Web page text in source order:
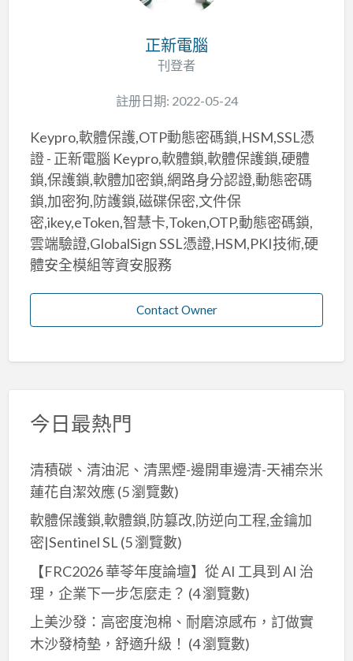
正新電腦
刊登者
註册日期: 2022-05-24
Keypro,軟體保護,OTP動態密碼鎖,HSM,SSL憑
證 - 正新電腦 Keypro,軟體鎖,軟體保護鎖,硬體
鎖,保護鎖,軟體加密鎖,網路身分認證,動態密碼
鎖,加密狗,防護鎖,磁碟保密,文件保
密,ikey,eToken,智慧卡,Token,OTP,動態密碼鎖,
雲端驗證,GlobalSign SSL憑證,HSM,PKI技術,硬
體安全模組等資安服務
Contact Owner
今日最熱門
清積碳、清油泥、清黑煙-邊開車邊清-天補奈米
蓮花自潔效應(5 瀏覽數)
軟體保護鎖,軟體鎖,防篡改,防逆向工程,金鑰加
密|Sentinel SL (5 瀏覽數)
【FRC2026 華苓年度論壇】從 AI 工具到 AI 治
理，企業下一步怎麼走？ (4 瀏覽數)
上美沙發：高密度泡棉、耐磨涼感布，訂做實
木沙發椅墊，舒適升級！ (4 瀏覽數)